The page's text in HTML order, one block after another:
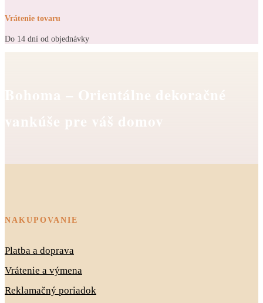
Vrátenie tovaru
Do 14 dní od objednávky
Bohoma – Orientálne dekoračné
vankúše pre váš domov
NAKUPOVANIE
Platba a doprava
Vrátenie a výmena
Reklamačný poriadok